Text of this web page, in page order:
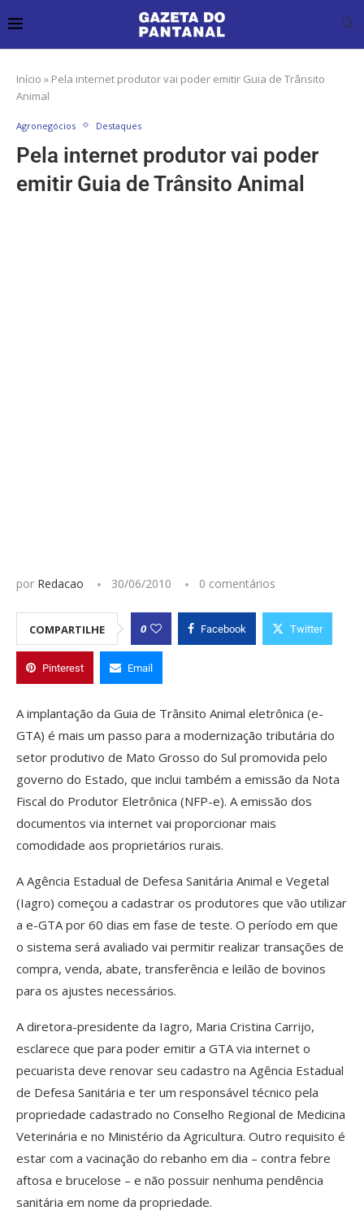
Início » Pela internet produtor vai poder emitir Guia de Trânsito
Animal
Agronegócios Destaques
Pela internet produtor vai poder
emitir Guia de Trânsito Animal
por Redacao 30/06/2010 0 comentários
COMPARTILHE 0 Facebook Twitter
Pinterest Email
A implantação da Guia de Trânsito Animal eletrônica (e-
GTA) é mais um passo para a modernização tributária do
setor produtivo de Mato Grosso do Sul promovida pelo
governo do Estado, que inclui também a emissão da Nota
Fiscal do Produtor Eletrônica (NFP-e). A emissão dos
documentos via internet vai proporcionar mais
comodidade aos proprietários rurais.
A Agência Estadual de Defesa Sanitária Animal e Vegetal
(Iagro) começou a cadastrar os produtores que vão utilizar
a e-GTA por 60 dias em fase de teste. O período em que
o sistema será avaliado vai permitir realizar transações de
compra, venda, abate, transferência e leilão de bovinos
para os ajustes necessários.
A diretora-presidente da Iagro, Maria Cristina Carrijo,
esclarece que para poder emitir a GTA via internet o
pecuarista deve renovar seu cadastro na Agência Estadual
de Defesa Sanitária e ter um responsável técnico pela
propriedade cadastrado no Conselho Regional de Medicina
Veterinária e no Ministério da Agricultura. Outro requisito é
estar com a vacinação do rebanho em dia – contra febre
aftosa e brucelose – e não possuir nenhuma pendência
sanitária em nome da propriedade.